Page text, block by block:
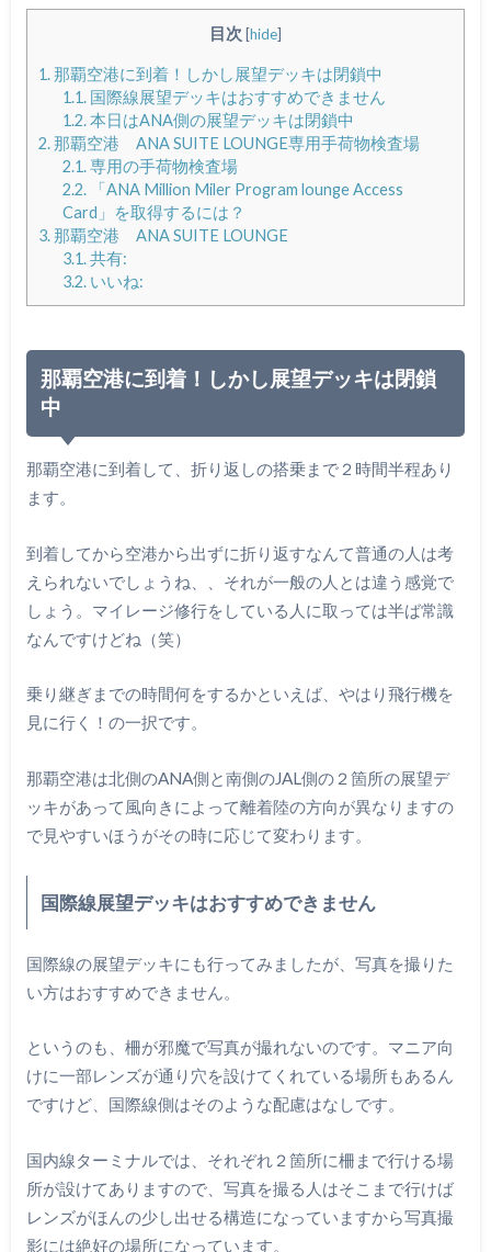
目次 [hide]
1.那覇空港に到着！しかし展望デッキは閉鎖中
1.1.国際線展望デッキはおすすめできません
1.2.本日はANA側の展望デッキは閉鎖中
2.那覇空港 ANA SUITE LOUNGE専用手荷物検査場
2.1.専用の手荷物検査場
2.2.「ANA Million Miler Program lounge Access
Card」を取得するには？
3.那覇空港 ANA SUITE LOUNGE
3.1.共有:
3.2.いいね:
那覇空港に到着！しかし展望デッキは閉鎖
中
那覇空港に到着して、折り返しの搭乗まで２時間半程あり
ます。
到着してから空港から出ずに折り返すなんて普通の人は考
えられないでしょうね、、それが一般の人とは違う感覚で
しょう。マイレージ修行をしている人に取っては半ば常識
なんですけどね（笑）
乗り継ぎまでの時間何をするかといえば、やはり飛行機を
見に行く！の一択です。
那覇空港は北側のANA側と南側のJAL側の２箇所の展望デ
ッキがあって風向きによって離着陸の方向が異なりますの
で見やすいほうがその時に応じて変わります。
国際線展望デッキはおすすめできません
国際線の展望デッキにも行ってみましたが、写真を撮りた
い方はおすすめできません。
というのも、柵が邪魔で写真が撮れないのです。マニア向
けに一部レンズが通り穴を設けてくれている場所もあるん
ですけど、国際線側はそのような配慮はなしです。
国内線ターミナルでは、それぞれ２箇所に柵まで行ける場
所が設けてありますので、写真を撮る人はそこまで行けば
レンズがほんの少し出せる構造になっていますから写真撮
影には絶好の場所になっています。